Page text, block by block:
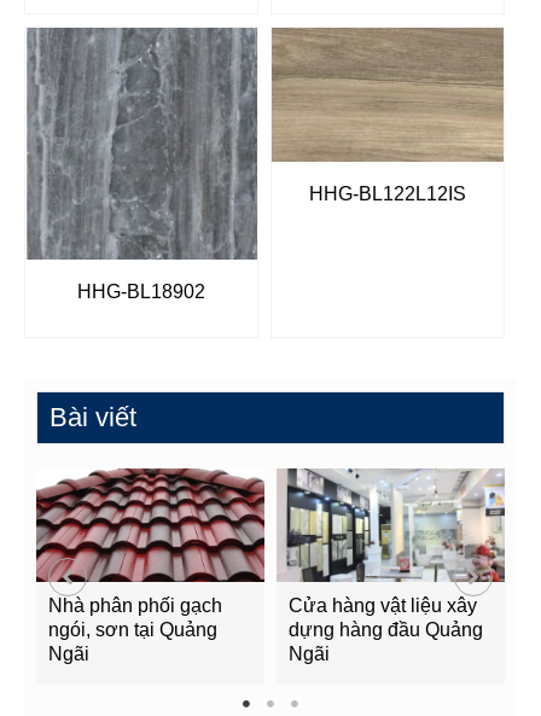
HHG-BL18902
HHG-BL122L12IS
Bài viết
Nhà phân phối gạch
ngói, sơn tại Quảng
Ngãi
Cửa hàng vật liệu xây
dựng hàng đầu Quảng
Ngãi
1 2 3